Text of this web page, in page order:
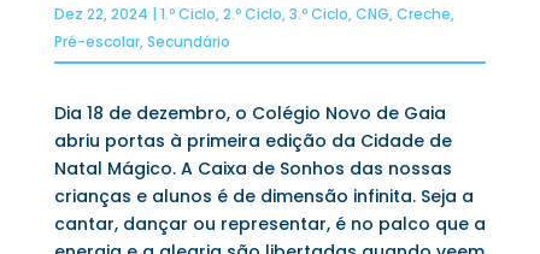
Dez 22, 2024 | 1.º Ciclo,2.º Ciclo,3.º Ciclo,CNG,Creche,
Pré-escolar,Secundário
Dia 18 de dezembro, o Colégio Novo de Gaia
abriu portas à primeira edição da Cidade de
Natal Mágico. A Caixa de Sonhos das nossas
crianças e alunos é de dimensão infinita. Seja a
cantar, dançar ou representar, é no palco que a